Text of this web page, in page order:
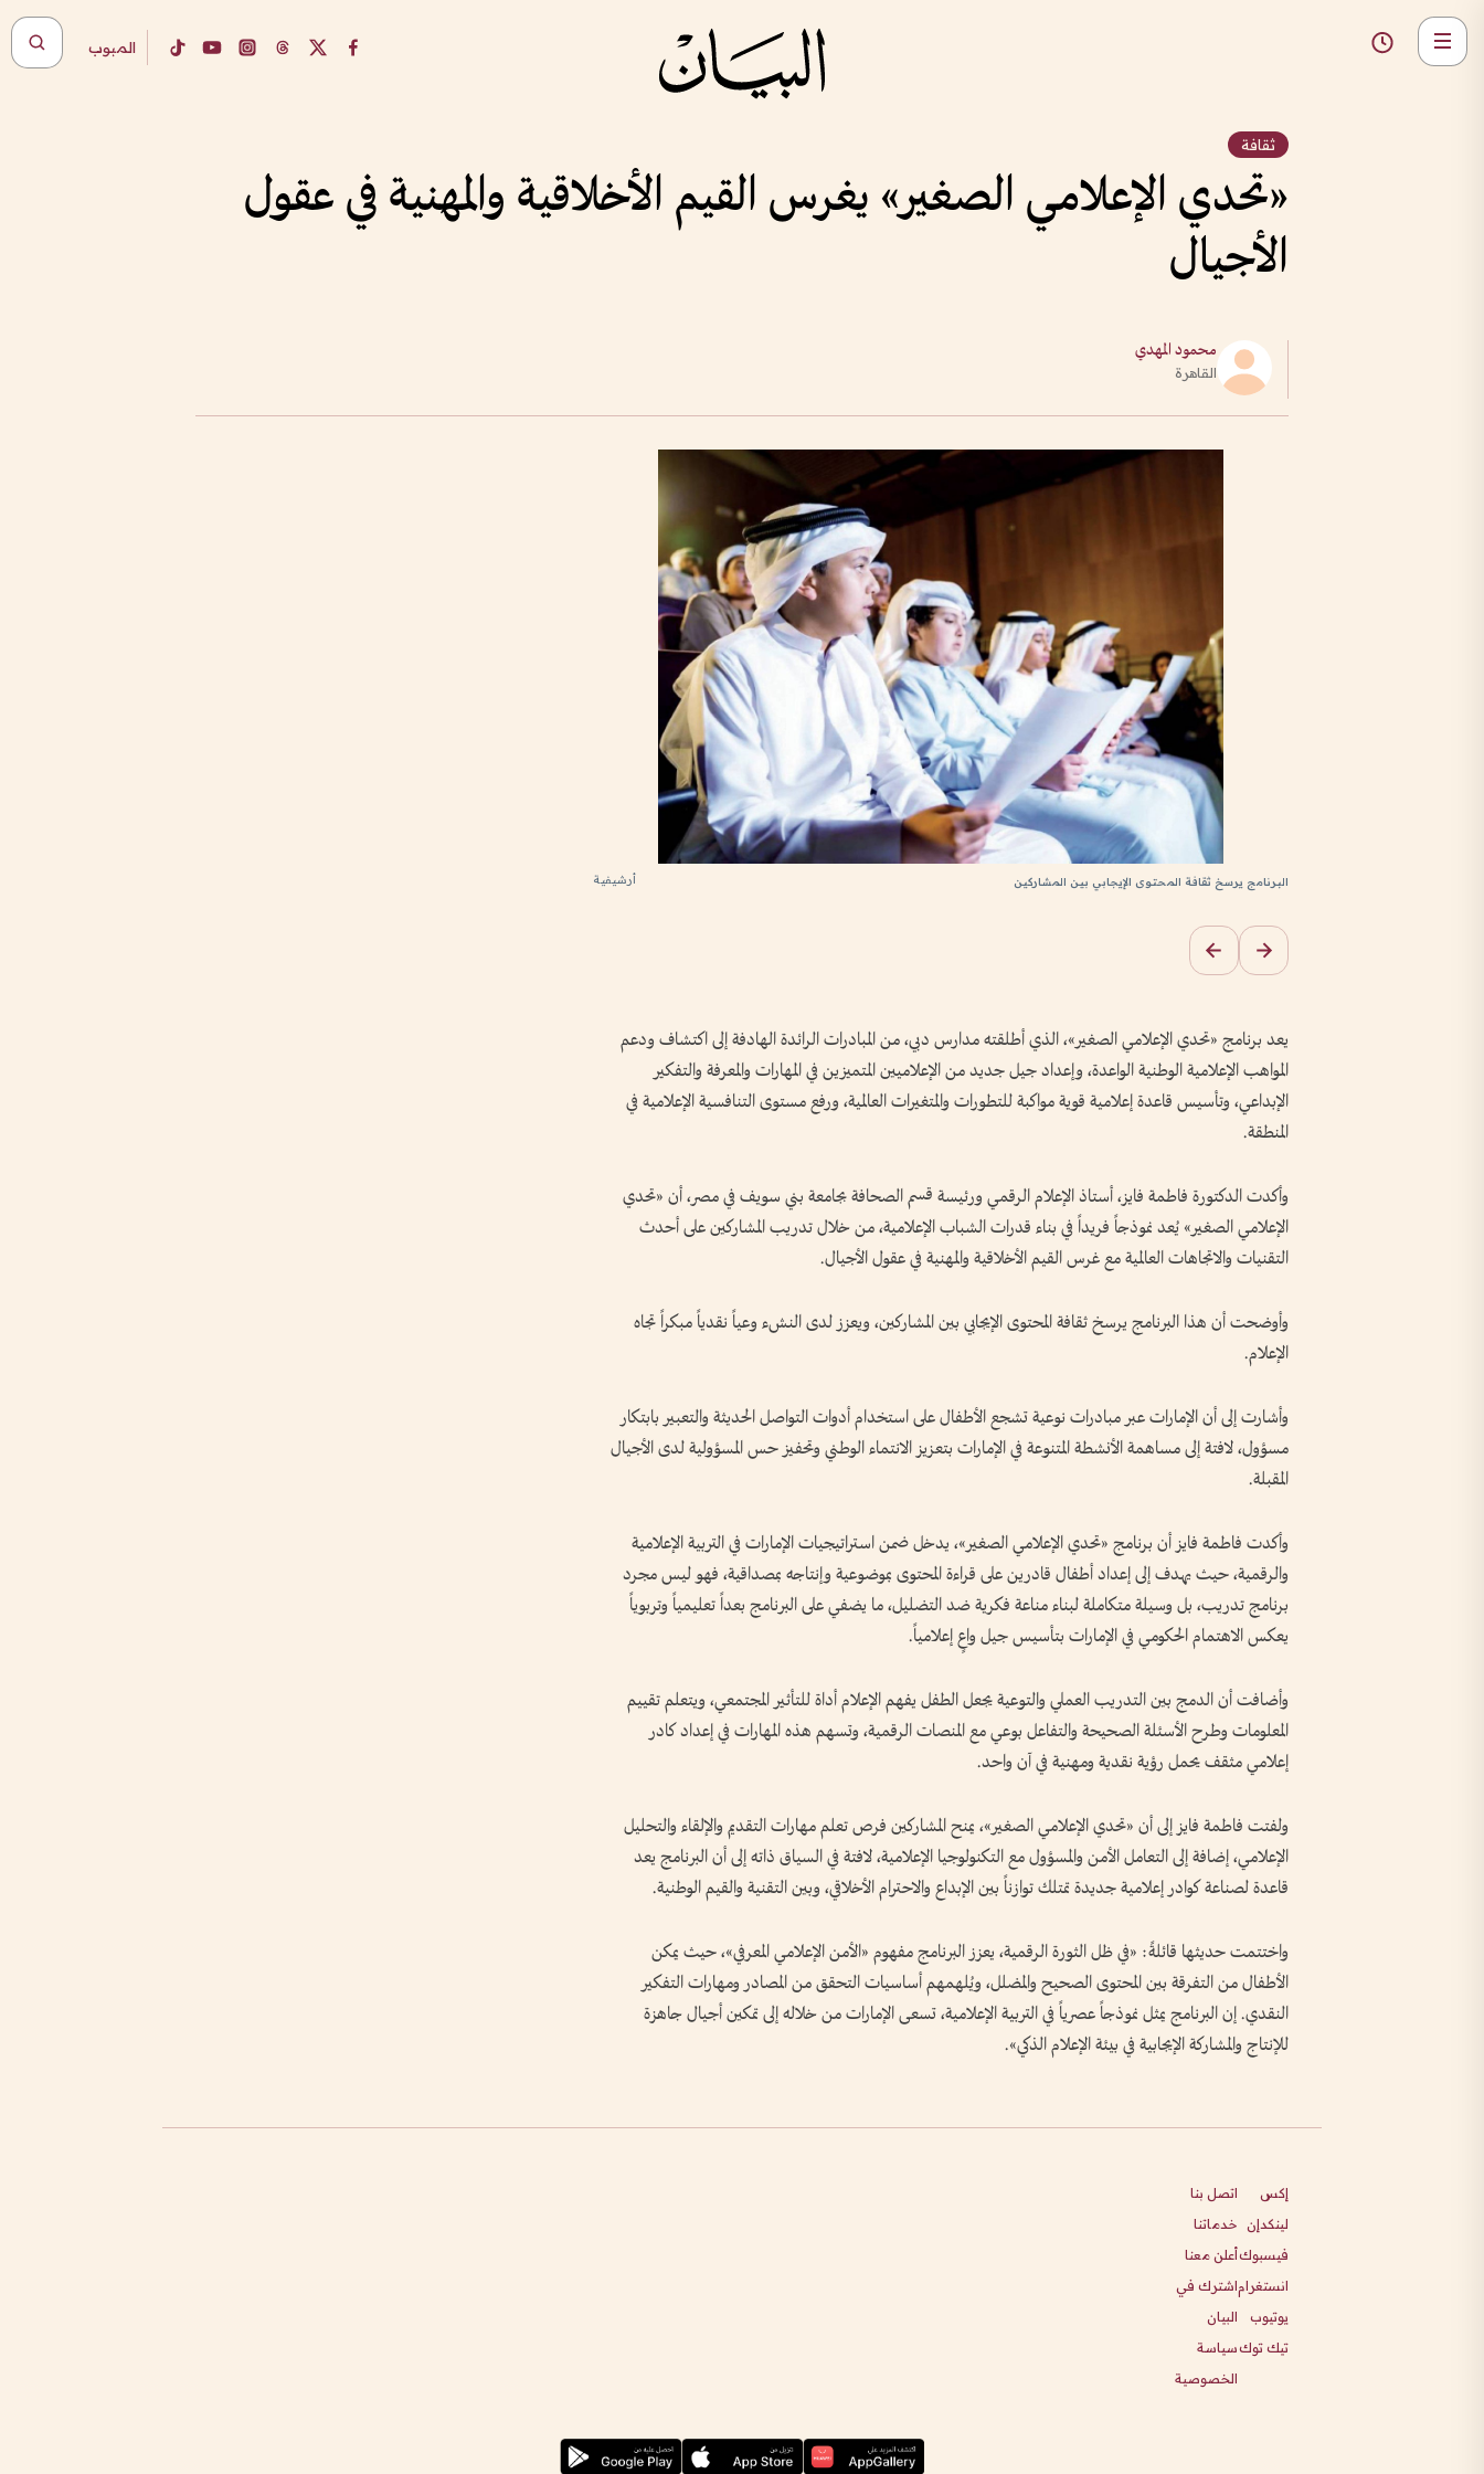
المبوب
ثقافة
«تحدي الإعلامي الصغير» يغرس القيم الأخلاقية والمهنية في عقول
الأجيال
محمود المهدي
القاهرة
أرشيفية البرنامج يرسخ ثقافة المحتوى الإيجابي بين المشاركين
يعد برنامج «تحدي الإعلامي الصغير»، الذي أطلقته مدارس دبي، من المبادرات الرائدة الهادفة إلى اكتشاف ودعم
المواهب الإعلامية الوطنية الواعدة، وإعداد جيل جديد من الإعلاميين المتميزين في المهارات والمعرفة والتفكير
الإبداعي، وتأسيس قاعدة إعلامية قوية مواكبة للتطورات والمتغيرات العالمية، ورفع مستوى التنافسية الإعلامية في
المنطقة.
وأكدت الدكتورة فاطمة فايز، أستاذ الإعلام الرقمي ورئيسة قسم الصحافة بجامعة بني سويف في مصر، أن «تحدي
الإعلامي الصغير» يُعد نموذجاً فريداً في بناء قدرات الشباب الإعلامية، من خلال تدريب المشاركين على أحدث
التقنيات والاتجاهات العالمية مع غرس القيم الأخلاقية والمهنية في عقول الأجيال.
وأوضحت أن هذا البرنامج يرسخ ثقافة المحتوى الإيجابي بين المشاركين، ويعزز لدى النشء وعياً نقدياً مبكراً تجاه
الإعلام.
وأشارت إلى أن الإمارات عبر مبادرات نوعية تشجع الأطفال على استخدام أدوات التواصل الحديثة والتعبير بابتكار
مسؤول، لافتة إلى مساهمة الأنشطة المتنوعة في الإمارات بتعزيز الانتماء الوطني وتحفيز حس المسؤولية لدى الأجيال
المقبلة.
وأكدت فاطمة فايز أن برنامج «تحدي الإعلامي الصغير»، يدخل ضمن استراتيجيات الإمارات في التربية الإعلامية
والرقمية، حيث يهدف إلى إعداد أطفال قادرين على قراءة المحتوى بموضوعية وإنتاجه بمصداقية، فهو ليس مجرد
برنامج تدريب، بل وسيلة متكاملة لبناء مناعة فكرية ضد التضليل، ما يضفي على البرنامج بعداً تعليمياً وتربوياً
يعكس الاهتمام الحكومي في الإمارات بتأسيس جيل واعٍ إعلامياً.
وأضافت أن الدمج بين التدريب العملي والتوعية يجعل الطفل يفهم الإعلام أداة للتأثير المجتمعي، ويتعلم تقييم
المعلومات وطرح الأسئلة الصحيحة والتفاعل بوعي مع المنصات الرقمية، وتسهم هذه المهارات في إعداد كادر
إعلامي مثقف يحمل رؤية نقدية ومهنية في آن واحد.
ولفتت فاطمة فايز إلى أن «تحدي الإعلامي الصغير»، يمنح المشاركين فرص تعلم مهارات التقديم والإلقاء والتحليل
الإعلامي، إضافة إلى التعامل الأمن والمسؤول مع التكنولوجيا الإعلامية، لافتة في السياق ذاته إلى أن البرنامج يعد
قاعدة لصناعة كوادر إعلامية جديدة تمتلك توازناً بين الإبداع والاحترام الأخلاقي، وبين التقنية والقيم الوطنية.
واختتمت حديثها قائلةً: «في ظل الثورة الرقمية، يعزز البرنامج مفهوم «الأمن الإعلامي المعرفي»، حيث يمكن
الأطفال من التفرقة بين المحتوى الصحيح والمضلل، ويُلهمهم أساسيات التحقق من المصادر ومهارات التفكير
النقدي. إن البرنامج يمثل نموذجاً عصرياً في التربية الإعلامية، تسعى الإمارات من خلاله إلى تمكين أجيال جاهزة
للإنتاج والمشاركة الإيجابية في بيئة الإعلام الذكي».
إكس
لينكدإن
فيسبوك
انستغرام
يوتيوب
تيك توك
اتصل بنا
خدماتنا
أعلن معنا
اشترك في
البيان
سياسة
الخصوصية